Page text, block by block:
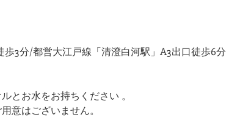
3分/都営大江戸線「清澄白河駅」A3出口徒歩6分
とお水をお持ちください 。
意はございません。